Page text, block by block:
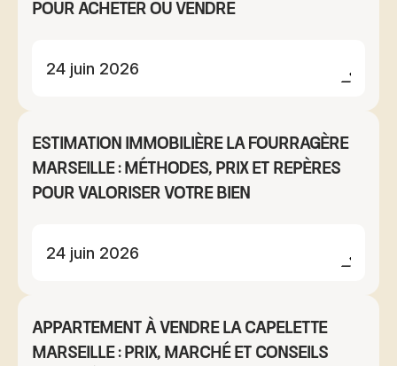
pour acheter ou vendre
24 juin 2026
Estimation immobilière La Fourragère
Marseille : méthodes, prix et repères
pour valoriser votre bien
24 juin 2026
Appartement à vendre La Capelette
Marseille : prix, marché et conseils